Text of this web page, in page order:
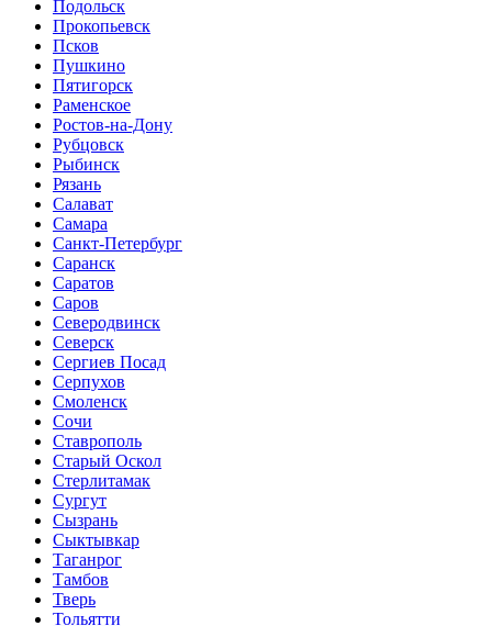
Подольск
Прокопьевск
Псков
Пушкино
Пятигорск
Раменское
Ростов-на-Дону
Рубцовск
Рыбинск
Рязань
Салават
Самара
Санкт-Петербург
Саранск
Саратов
Саров
Северодвинск
Северск
Сергиев Посад
Серпухов
Смоленск
Сочи
Ставрополь
Старый Оскол
Стерлитамак
Сургут
Сызрань
Сыктывкар
Таганрог
Тамбов
Тверь
Тольятти